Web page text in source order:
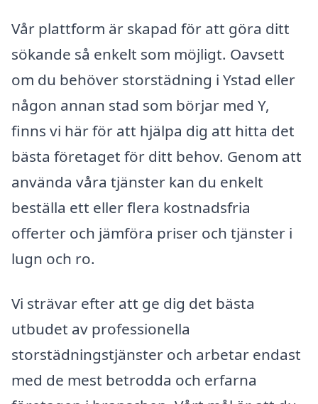
Vår plattform är skapad för att göra ditt
sökande så enkelt som möjligt. Oavsett
om du behöver storstädning i Ystad eller
någon annan stad som börjar med Y,
finns vi här för att hjälpa dig att hitta det
bästa företaget för ditt behov. Genom att
använda våra tjänster kan du enkelt
beställa ett eller flera kostnadsfria
offerter och jämföra priser och tjänster i
lugn och ro.
Vi strävar efter att ge dig det bästa
utbudet av professionella
storstädningstjänster och arbetar endast
med de mest betrodda och erfarna